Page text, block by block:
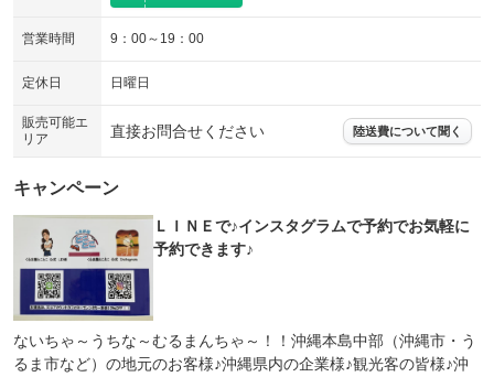
営業時間 9：00～19：00
定休日 日曜日
販売可能エ
リア
直接お問合せください 陸送費について聞く
キャンペーン
ＬＩＮＥで♪インスタグラムで予約でお気軽に
予約できます♪
ないちゃ～うちな～むるまんちゃ～！！沖縄本島中部（沖縄市・う
るま市など）の地元のお客様♪沖縄県内の企業様♪観光客の皆様♪沖